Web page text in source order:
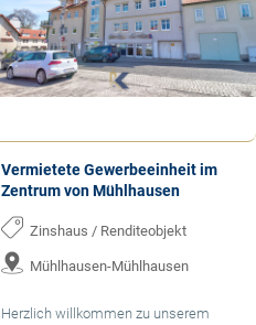
Vermietete Gewerbeeinheit im
Zentrum von Mühlhausen
Zinshaus / Renditeobjekt
Mühlhausen-Mühlhausen
Herzlich willkommen zu unserem